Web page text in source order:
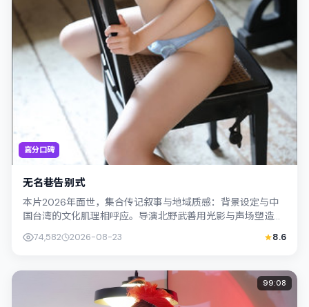
高分口碑
无名巷告别式
本片2026年面世，集合传记叙事与地域质感：背景设定与中
国台湾的文化肌理相呼应。导演北野武善用光影与声场塑造孤
74,582 2026-08-23 8.6
99:08